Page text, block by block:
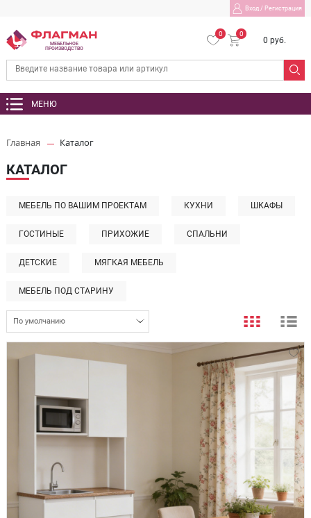
Вход/ Регистрация
МЕБЕЛЬНОЕ
ПРОИЗВОДСТВО
0 0
0 руб.
МЕНЮ
Главная Каталог
КАТАЛОГ
МЕБЕЛЬ ПО ВАШИМ ПРОЕКТАМ КУХНИ ШКАФЫ
ГОСТИНЫЕ ПРИХОЖИЕ СПАЛЬНИ
ДЕТСКИЕ МЯГКАЯ МЕБЕЛЬ
МЕБЕЛЬ ПОД СТАРИНУ
По умолчанию